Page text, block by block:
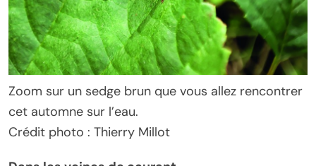
Zoom sur un sedge brun que vous allez rencontrer
cet automne sur l’eau.
Crédit photo : Thierry Millot